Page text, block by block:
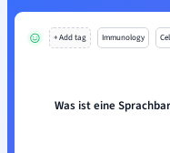
+ Add tag Immunology
Was ist eine